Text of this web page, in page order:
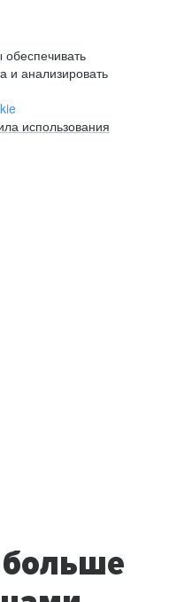
и анализировать
использования
больше